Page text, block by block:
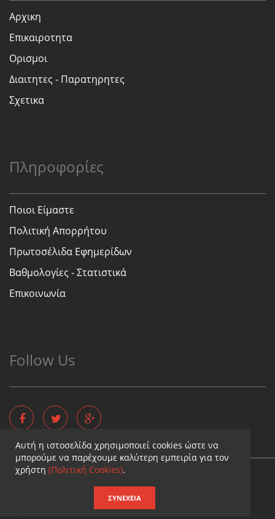
Αρχικη
Επικαιροτητα
Ορισμοι
Διαιτητες - Παρατηρητες
Σχετικα
Πληροφορίες
Ποιοι Είμαστε
Πολιτική Απορρήτου
Πρωτοσέλιδα Εφημερίδων
Βαθμολογίες - Στατιστικά
Επικοινωνία
Follow Us
Copyright © - Diaititis.gr - All Rights Reserved.
Σχεδιασμός & κατασκευή ιστοσελίδων
Καταχωρηση επιχειρησης
Αυτή η ιστοσελίδα χρησιμοποιεί cookies ώστε να
μπορούμε να παρέχουμε καλύτερη εμπειρία για τον
χρήστη (Πολιτική Cookies).
ΣΥΝΈΧΕΙΑ